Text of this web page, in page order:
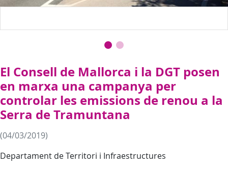
El Consell de Mallorca i la DGT posen
en marxa una campanya per
controlar les emissions de renou a la
Serra de Tramuntana
(04/03/2019)
Departament de Territori i Infraestructures